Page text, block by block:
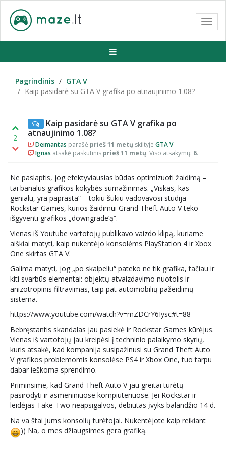
Pagrindinis
GTA V
Kaip pasidarė su GTA V grafika po atnaujinimo 1.08?
2
Kaip pasidarė su GTA V grafika po
atnaujinimo 1.08?
Deimantas parašė prieš 11 metų skiltyje GTA V
Ignas atsakė paskutinis prieš 11 metų. Viso atsakymų: 6.
Ne paslaptis, jog efektyviausias būdas optimizuoti žaidimą –
tai banalus grafikos kokybės sumažinimas. „Viskas, kas
genialu, yra paprasta“ – tokiu šūkiu vadovavosi studija
Rockstar Games, kurios žaidimui Grand Theft Auto V teko
išgyventi grafikos „downgrade‘ą“.
Vienas iš Youtube vartotojų publikavo vaizdo klipą, kuriame
aiškiai matyti, kaip nukentėjo konsolėms PlayStation 4 ir Xbox
One skirtas GTA V.
Galima matyti, jog „po skalpeliu“ pateko ne tik grafika, tačiau ir
kiti svarbūs elementai: objektų atvaizdavimo nuotolis ir
anizotropinis filtravimas, taip pat automobilių pažeidimų
sistema.
https://www.youtube.com/watch?v=mZDCrY6Iysc#t=88
Bebręstantis skandalas jau pasiekė ir Rockstar Games kūrėjus.
Vienas iš vartotojų jau kreipėsi į techninio palaikymo skyrių,
kuris atsakė, kad kompanija susipažinusi su Grand Theft Auto
V grafikos problemomis konsolėse PS4 ir Xbox One, tuo tarpu
dabar ieškoma sprendimo.
Priminsime, kad Grand Theft Auto V jau greitai turėtų
pasirodyti ir asmeniniuose kompiuteriuose. Jei Rockstar ir
leidėjas Take-Two neapsigalvos, debiutas įvyks balandžio 14 d.
Na va štai Jums konsolių turėtojai. Nukentėjote kaip reikiant
)) Na, o mes džiaugsimes gera grafiką.